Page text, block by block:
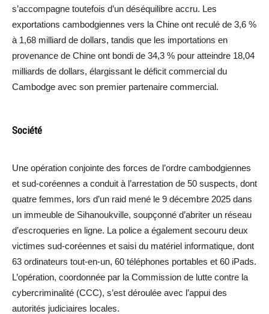
s’accompagne toutefois d’un déséquilibre accru. Les
exportations cambodgiennes vers la Chine ont reculé de 3,6 %
à 1,68 milliard de dollars, tandis que les importations en
provenance de Chine ont bondi de 34,3 % pour atteindre 18,04
milliards de dollars, élargissant le déficit commercial du
Cambodge avec son premier partenaire commercial.
Société
Une opération conjointe des forces de l’ordre cambodgiennes
et sud-coréennes a conduit à l’arrestation de 50 suspects, dont
quatre femmes, lors d’un raid mené le 9 décembre 2025 dans
un immeuble de Sihanoukville, soupçonné d’abriter un réseau
d’escroqueries en ligne. La police a également secouru deux
victimes sud-coréennes et saisi du matériel informatique, dont
63 ordinateurs tout-en-un, 60 téléphones portables et 60 iPads.
L’opération, coordonnée par la Commission de lutte contre la
cybercriminalité (CCC), s’est déroulée avec l’appui des
autorités judiciaires locales.